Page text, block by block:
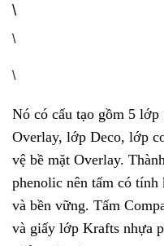
\
\
\
Nó có cấu tạo gồm 5
Overlay, lớp Deco, lớp
vệ bề mặt Overlay.
phenolic nên tấm có
và bền vững. Tấm
và giấy lớp Krafts nhựa